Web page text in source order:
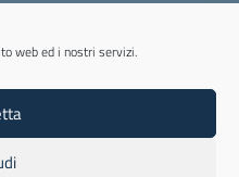
web ed i nostri servizi.
- Tel 0437/31143 - Mail:
Codice iPA: cpiabl - C.F.
elettronica (CUF): UFYKU0